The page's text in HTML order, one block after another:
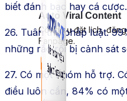
Auto Viral Content
Công cụ đặt lịch,
Fanpage.
biết đánh bạc hay cá cược.
26. Tuân thủ pháp luật.
những rắc rối bị cảnh sát
27. Có một nhóm hỗ trợ.
điều luôn cần, 84% có